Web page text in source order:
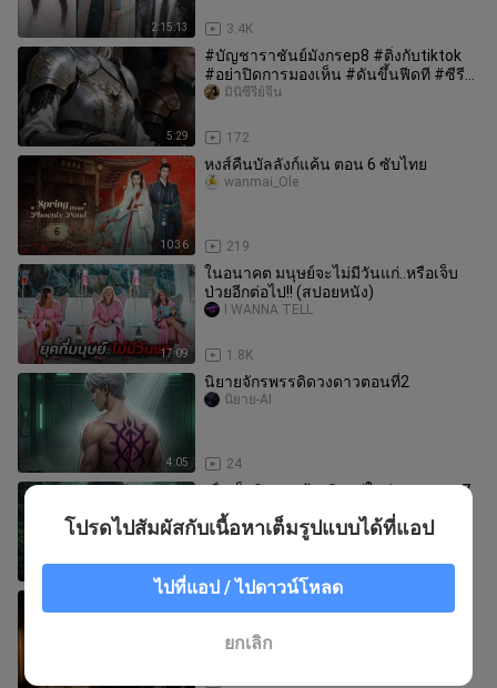
2:15:13 3.4K
5:29
#บัญชาราชันย์มังกรep8 #ติ่งกับtiktok
#อย่าปิดการมองเห็น #ดันขึ้นฟีดที #ซีรีย์
จีน
172
มินิซีรี่ย์จีน
10:36
หงส์คืนบัลลังก์แค้น ตอน 6 ซับไทย
219
wanmai_Ole
17:09
ในอนาคต มนุษย์จะไม่มีวันแก่..หรือเจ็บ
ป่วยอีกต่อไป!! (สปอยหนัง)
1.8K
I WANNA TELL
4:05
นิยายจักรพรรดิดวงดาวตอนที่2
24
นิยาย-AI
เมื่อเด็กติดเกม ต้องคิดอยู่ในป่าอเมซอน 7
วัน
102 ธนวัฒน์ ส.
รักมอดไหม้ ใจหมดเยื่อใย ตอนที่ 1
ใต้ท้าว ละครสั้น
โปรดไปสัมผัสกับเนื้อหาเต็มรูปแบบได้ที่แอป
ไปที่แอป / ไปดาวน์โหลด
ยกเลิก